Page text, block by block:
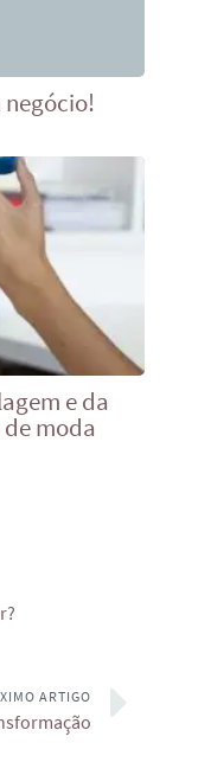
negócio!
e da
moda
ARTIGO